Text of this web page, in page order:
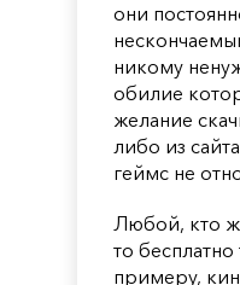
они
никому
обилие
желание
либо из
геймс не
Любой, кто
то
примеру,